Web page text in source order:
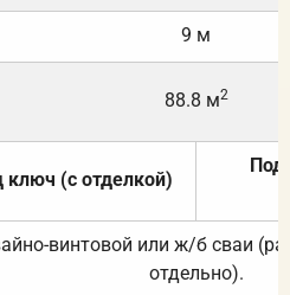
9 м
88.8 м2
ключ (с отделкой)
Под
винтовой или ж/б сваи
отдельно).